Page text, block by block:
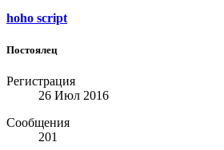
hoho script
Постоялец
Регистрация
26 Июл 2016
Сообщения
201